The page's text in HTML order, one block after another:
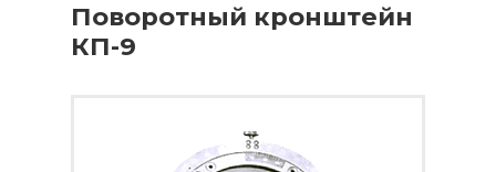
Поворотный кронштейн
КП-9